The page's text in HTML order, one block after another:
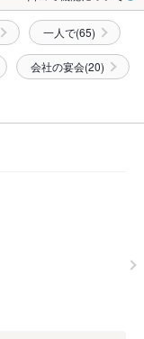
一人で(65)
会社の宴会(20)